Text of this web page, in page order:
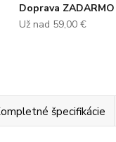
Doprava ZADARMO
Už nad 59,00 €
špecifikácie